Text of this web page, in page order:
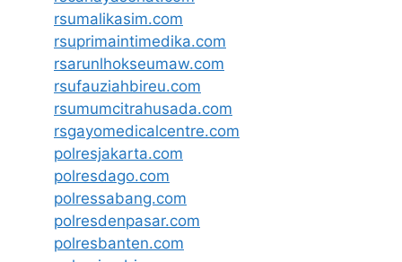
rsumalikasim.com
rsuprimaintimedika.com
rsarunlhokseumaw.com
rsufauziahbireu.com
rsumumcitrahusada.com
rsgayomedicalcentre.com
polresjakarta.com
polresdago.com
polressabang.com
polresdenpasar.com
polresbanten.com